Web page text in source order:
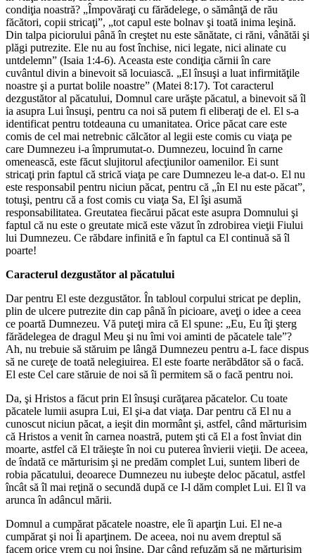
condiţia noastră? „Împovăraţi cu fărădelege, o sămânţă de rău
făcători, copii stricaţi”, „tot capul este bolnav şi toată inima leşină.
Din talpa piciorului până în creştet nu este sănătate, ci răni, vânătăi şi
plăgi putrezite. Ele nu au fost închise, nici legate, nici alinate cu
untdelemn” (Isaia 1:4-6). Aceasta este condiţia cărnii în care
cuvântul divin a binevoit să locuiască. „El însuşi a luat infirmităţile
noastre şi a purtat bolile noastre” (Matei 8:17). Tot caracterul
dezgustător al păcatului, Domnul care urăşte păcatul, a binevoit să îl
ia asupra Lui însuşi, pentru ca noi să putem fi eliberaţi de el. El s-a
identificat pentru totdeauna cu umanitatea. Orice păcat care este
comis de cel mai netrebnic călcător al legii este comis cu viaţa pe
care Dumnezeu i-a împrumutat-o. Dumnezeu, locuind în carne
omenească, este făcut slujitorul afecţiunilor oamenilor. Ei sunt
stricaţi prin faptul că strică viaţa pe care Dumnezeu le-a dat-o. El nu
este responsabil pentru niciun păcat, pentru că „în El nu este păcat”,
totuşi, pentru că a fost comis cu viaţa Sa, El îşi asumă
responsabilitatea. Greutatea fiecărui păcat este asupra Domnului şi
faptul că nu este o greutate mică este văzut în zdrobirea vieţii Fiului
lui Dumnezeu. Ce răbdare infinită e în faptul ca El continuă să îl
poarte!
Caracterul dezgustător al păcatului
Dar pentru El este dezgustător. În tabloul corpului stricat pe deplin,
plin de ulcere putrezite din cap până în picioare, aveţi o idee a ceea
ce poartă Dumnezeu. Vă puteţi mira că El spune: „Eu, Eu îţi şterg
fărădelegea de dragul Meu şi nu îmi voi aminti de păcatele tale”?
Ah, nu trebuie să stăruim pe lângă Dumnezeu pentru a-L face dispus
să ne cureţe de toată nelegiuirea. El este foarte nerăbdător să o facă.
El este Cel care stăruie de noi să îi permitem să o facă pentru noi.
Da, şi Hristos a făcut prin El însuşi curăţarea păcatelor. Cu toate
păcatele lumii asupra Lui, El şi-a dat viaţa. Dar pentru că El nu a
cunoscut niciun păcat, a ieşit din mormânt şi, astfel, când mărturisim
că Hristos a venit în carnea noastră, putem şti că El a fost înviat din
moarte, astfel că El trăieşte în noi cu puterea învierii vieţii. De aceea,
de îndată ce mărturisim şi ne predăm complet Lui, suntem liberi de
robia păcatului, deoarece Dumnezeu nu iubeşte deloc păcatul, astfel
încât să îl mai reţină o secundă după ce I-l dăm complet Lui. El îl va
arunca în adâncul mării.
Domnul a cumpărat păcatele noastre, ele îi aparţin Lui. El ne-a
cumpărat şi noi Îi aparţinem. De aceea, noi nu avem dreptul să
facem orice vrem cu noi înşine. Dar când refuzăm să ne mărturisim